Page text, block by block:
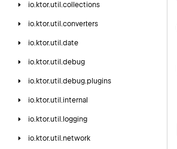
io. ktor.util.collections
io. ktor.util.converters
io. ktor.util.date
io. ktor.util.debug
io. ktor.util.debug.plugins
io. ktor.util.internal
io. ktor.util. logging
io. ktor.util.network